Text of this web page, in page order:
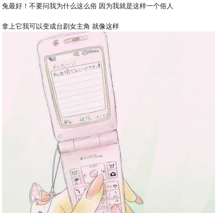
兔最好！不要问我为什么这么俗 因为我就是这样一个俗人
拿上它我可以变成台剧女主角 就像这样